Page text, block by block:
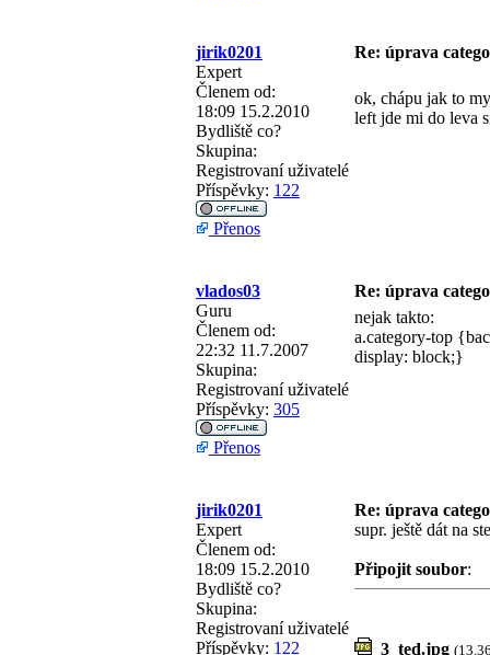
jirik0201
Re: úprava
Expert
Členem od:
18:09 15.2.2010
Bydliště co?
Skupina:
Registrovaní uživatelé
Příspěvky: 122
ok, chápu jak to
left jde mi do leva
Přenos
vlados03
Re: úprava
Guru
Členem od:
22:32 11.7.2007
Skupina:
Registrovaní uživatelé
Příspěvky: 305
nejak takto:
a.category-top
display: block;}
Přenos
jirik0201
Re: úprava
Expert
Členem od:
18:09 15.2.2010
Bydliště co?
Skupina:
Registrovaní uživatelé
Příspěvky: 122
supr. ještě dát na
Připojit soubor:
3_ted.jpg